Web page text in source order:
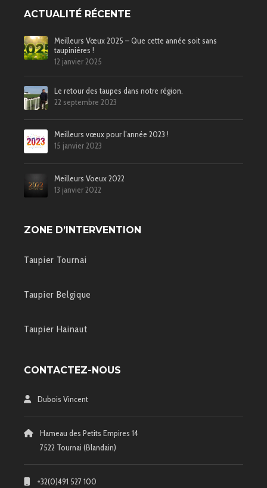
ACTUALITÉ RÉCENTE
Meilleurs Vœux 2025 – Que cette année soit sans
taupinières !
12 janvier 2025
Le retour des taupes dans notre région.
22 septembre 2023
Meilleurs vœux pour l’année 2023 !
15 janvier 2023
Meilleurs Voeux 2022
13 janvier 2022
ZONE D’INTERVENTION
Taupier Tournai
Taupier Belgique
Taupier Hainaut
CONTACTEZ-NOUS
Dubois Vincent
Hameau des Petits Empires 14
7522 Tournai (Blandain)
+32(0)491 527 100